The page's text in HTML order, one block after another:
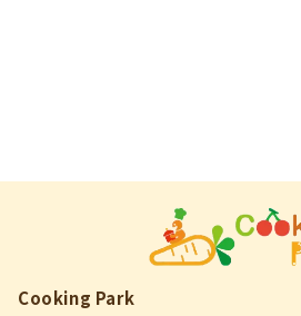
Cooking Park